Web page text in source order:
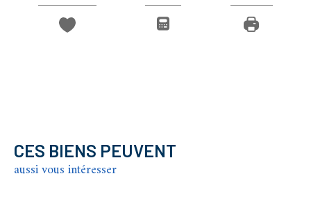
CES BIENS PEUVENT
aussi vous intéresser